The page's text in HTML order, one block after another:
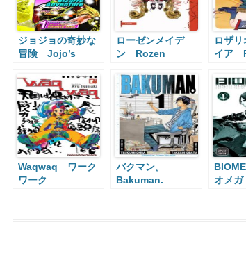
ジョジョの奇妙な
冒険 Jojo’s
Adventure
ローゼンメイデ
ン Rozen
ロザ
イア
Waqwaq ワーク
ワーク
バクマン。
Bakuman.
オメガ